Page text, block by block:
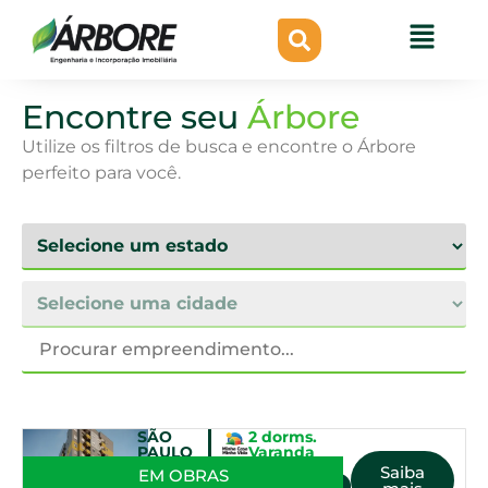
Encontre seu Árbore
Utilize os filtros de busca e encontre o Árbore
perfeito para você.
EM OBRAS
SÃO
PAULO
SP
2 dorms.
Varanda
Saiba